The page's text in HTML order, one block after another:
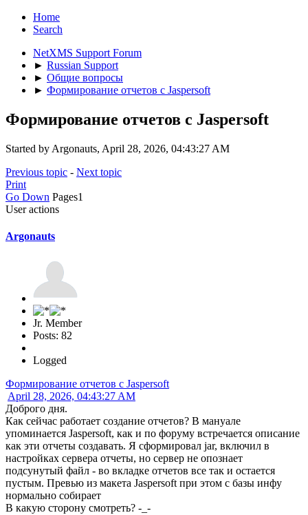
Home
Search
NetXMS Support Forum
► Russian Support
► Общие вопросы
► Формирование отчетов с Jaspersoft
Формирование отчетов с Jaspersoft
Started by Argonauts, April 28, 2026, 04:43:27 AM
Previous topic - Next topic
Print
Go Down Pages1
User actions
Argonauts
Jr. Member
Posts: 82
Logged
Формирование отчетов с Jaspersoft
April 28, 2026, 04:43:27 AM
Доброго дня.
Как сейчас работает создание отчетов? В мануале
упоминается Jaspersoft, как и по форуму встречается описание
как эти отчеты создавать. Я сформировал jar, включил в
настройках сервера отчеты, но сервер не опознает
подсунутый файл - во вкладке отчетов все так и остается
пустым. Превью из макета Jaspersoft при этом с базы инфу
нормально собирает
В какую сторону смотреть? -_-